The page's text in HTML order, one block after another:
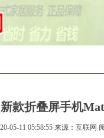
款折叠屏手机
05-11 05:58:55 来源：互联网